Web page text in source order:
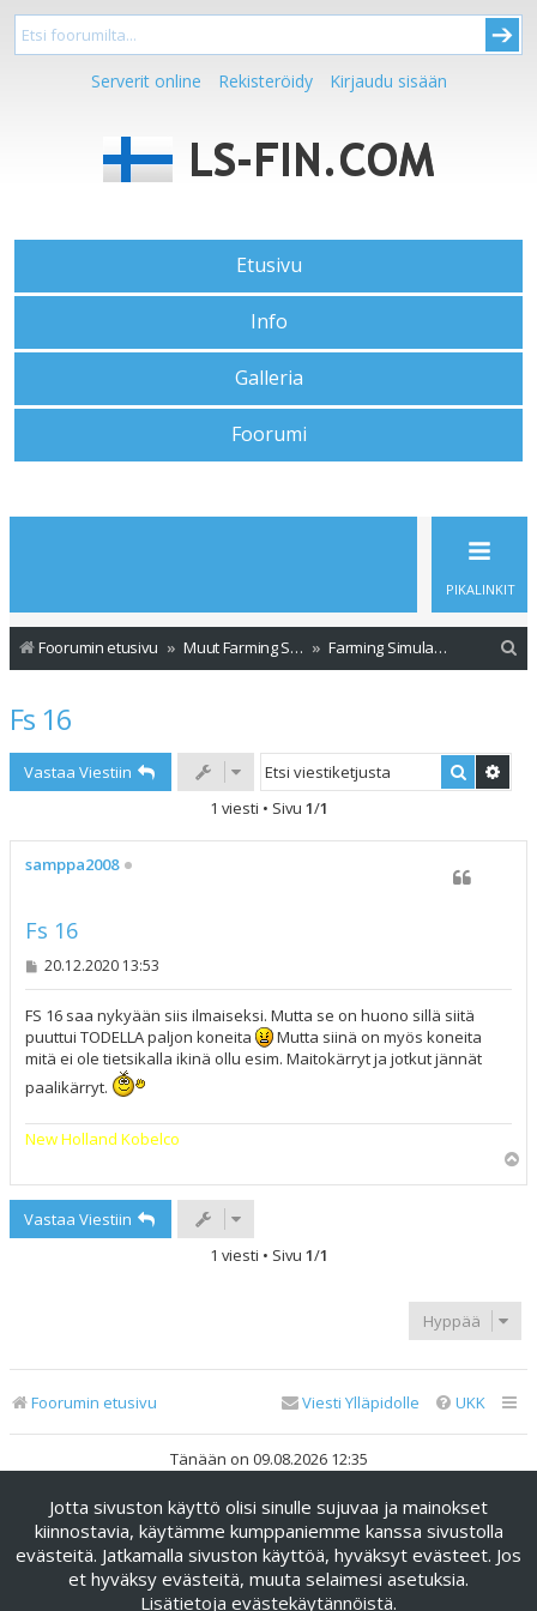
Serverit online Rekisteröidy Kirjaudu sisään
Etusivu
Info
Galleria
Foorumi
PIKALINKIT
Foorumin etusivu Muut Farming Simulator versiot Farming Simulator Mobiili
Fs 16
Vastaa Viestiin Etsi
1 viesti • Sivu 1/1
samppa2008
Fs 16
V
s
t
i
20.12.2020 13:53
FS 16 saa nykyään siis ilmaiseksi. Mutta se on huono sillä siitä
puuttui TODELLA paljon koneita
Mutta siinä on myös koneita
mitä ei ole tietsikalla ikinä ollu esim. Maitokärryt ja jotkut jännät
paalikärryt.
New Holland Kobelco
Vastaa Viestiin
1 viesti • Sivu 1/1
Hyppää
Foorumin etusivu UKK
Viesti Ylläpidolle
Tänään on 09.08.2026 12:35
Keskustelufoorumin ohjelmistophpBB® Forum Software ©
phpBB Limited
Käännös: phpBB Suomi (lurttinen, harritapio, Pettis)
phpBB Metro Theme byPixelGoose Studio
Jotta sivuston käyttö olisi sinulle sujuvaa ja mainokset
kiinnostavia, käytämme kumppaniemme kanssa sivustolla
evästeitä. Jatkamalla sivuston käyttöä, hyväksyt evästeet. Jos
et hyväksy evästeitä, muuta selaimesi asetuksia.
Lisätietoja evästekäytännöistä.